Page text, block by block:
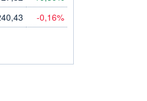
-0,16%